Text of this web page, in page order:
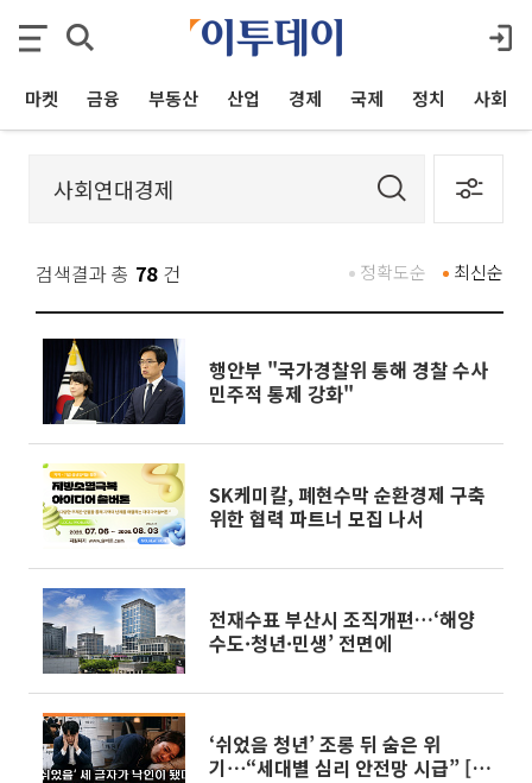
마켓 금융 부동산 산업 경제 국제 정치 사회
검색결과 총 78 건 최신순
정확도순
행안부 "국가경찰위 통해 경찰 수사
민주적 통제 강화"
SK케미칼, 폐현수막 순환경제 구축
위한 협력 파트너 모집 나서
전재수표 부산시 조직개편…‘해양
수도·청년·민생’ 전면에
‘쉬었음 청년’ 조롱 뒤 숨은 위
기⋯“세대별 심리 안전망 시급” [T